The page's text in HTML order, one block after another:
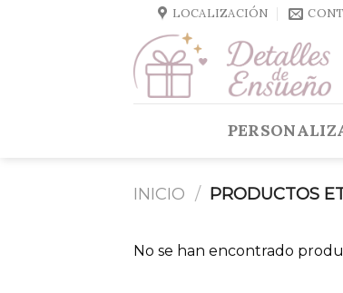
LOCALIZACIÓN
INICIO / PRODUCTOS
No se han encontrado